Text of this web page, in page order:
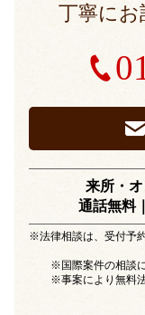
丁寧に
来所・
通話無料
※法律相談は、受付予
※国際案件の相談
※事案により無料